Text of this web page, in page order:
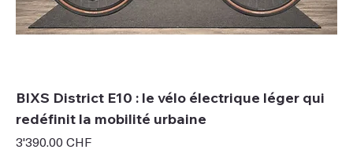
BIXS District E10 : le vélo électrique léger qui
redéfinit la mobilité urbaine
Prix
3'390.00 CHF